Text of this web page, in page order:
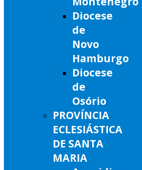
Diocese
de
Novo
Hamburgo
Diocese
de
Osório
PROVÍNCIA
ECLESIÁSTICA
DE SANTA
MARIA